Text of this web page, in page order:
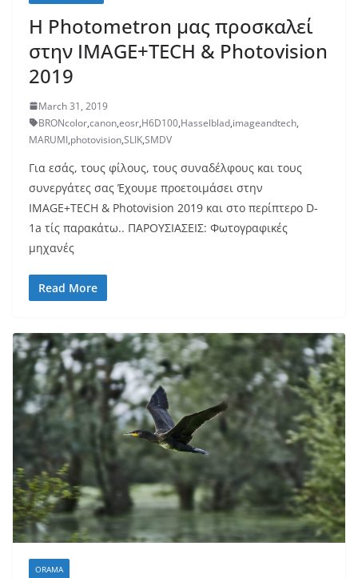
Η Photometron μας προσκαλεί
στην IMAGE+TECH & Photovision
2019
March 31, 2019
BRONcolor,canon,eosr,H6D100,Hasselblad,imageandtech,
MARUMI,photovision,SLIK,SMDV
Για εσάς, τους φίλους, τους συναδέλφους και τους
συνεργάτες σας Έχουμε προετοιμάσει στην
IMAGE+TECH & Photovision 2019 και στο περίπτερο D-
1a τίς παρακάτω.. ΠΑΡΟΥΣΙΑΣΕΙΣ:­­­­ Φωτογραφικές
μηχανές
Read More
ORAMA